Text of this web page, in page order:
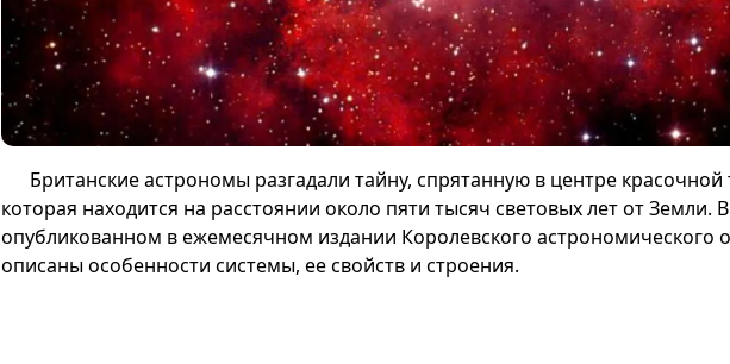
Британские астрономы разгадали тайну, спрятанную в центре
которая находится на расстоянии около пяти тысяч световых лет от Земли.
опубликованном в ежемесячном издании Королевского астрономического
описаны особенности системы, ее свойств и строения.